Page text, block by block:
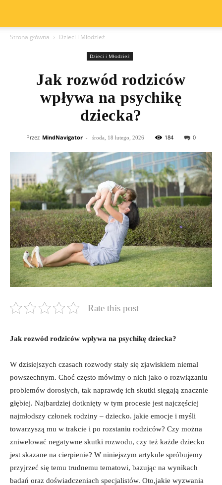
Strona główna Dzieci i Młodzież
Dzieci i Młodzież
Jak rozwód rodziców
wpływa na psychikę
dziecka?
Przez MindNavigator - środa, 18 lutego, 2026 184 0
Rate this post
Jak rozwód rodziców wpływa ‍na psychikę dziecka?
W ‌dzisiejszych czasach rozwody stały się zjawiskiem niemal
powszechnym. Choć ⁣często‍ mówimy o ⁣nich jako ⁢o rozwiązaniu
problemów dorosłych, tak​ naprawdę ich skutki sięgają znacznie
głębiej. Najbardziej dotknięty w ‌tym ⁤procesie jest najczęściej
najmłodszy członek rodziny – ⁣dziecko.⁣ jakie emocje i myśli
towarzyszą mu w trakcie⁤ i ⁢po rozstaniu rodziców?⁢ Czy można
zniwelować negatywne skutki‌ rozwodu, ‌czy‍ też każde dziecko
jest⁣ skazane na cierpienie? W niniejszym⁢ artykule⁣ spróbujemy
‌przyjrzeć się temu trudnemu tematowi, bazując ‌na⁣ wynikach​
badań oraz doświadczeniach specjalistów. Oto,jakie ⁢wyzwania